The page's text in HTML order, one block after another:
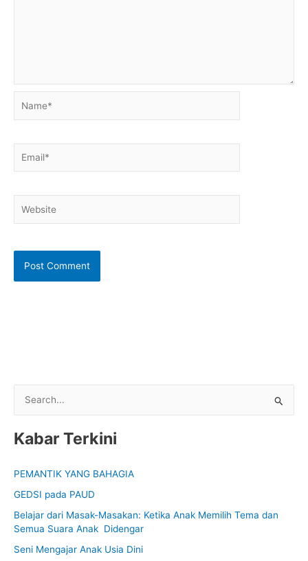
a
c
h
f
o
r
Kabar Terkini
PEMANTIK YANG BAHAGIA
GEDSI pada PAUD
Belajar dari Masak-Masakan: Ketika Anak Memilih Tema dan
Semua Suara Anak Didengar
Seni Mengajar Anak Usia Dini